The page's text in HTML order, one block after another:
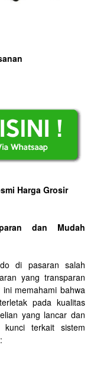
Harga Grosir
dan Mudah
di pasaran salah
yang transparan
memahami bahwa
pada kualitas
yang lancar dan
terkait sistem